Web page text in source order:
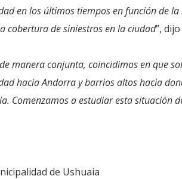
en los últimos tiempos en función de
cobertura de siniestros en la ciudad”,
manera conjunta, coincidimos en que
hacia Andorra y barrios altos hacia
Comenzamos a estudiar esta situación
de Ushuaia